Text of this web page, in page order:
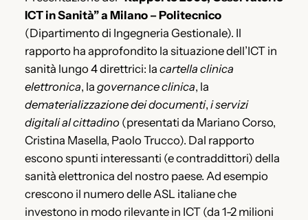
ICT in Sanità” a Milano – Politecnico
(Dipartimento di Ingegneria Gestionale). Il
rapporto ha approfondito la situazione dell’ICT in
sanità lungo 4 direttrici: la cartella clinica
elettronica, la governance clinica, la
dematerializzazione dei documenti, i servizi
digitali al cittadino(presentati da Mariano Corso,
Cristina Masella, Paolo Trucco). Dal rapporto
escono spunti interessanti (e contraddittori) della
sanità elettronica del nostro paese. Ad esempio
crescono il numero delle ASL italiane che
investono in modo rilevante in ICT (da 1-2 milioni